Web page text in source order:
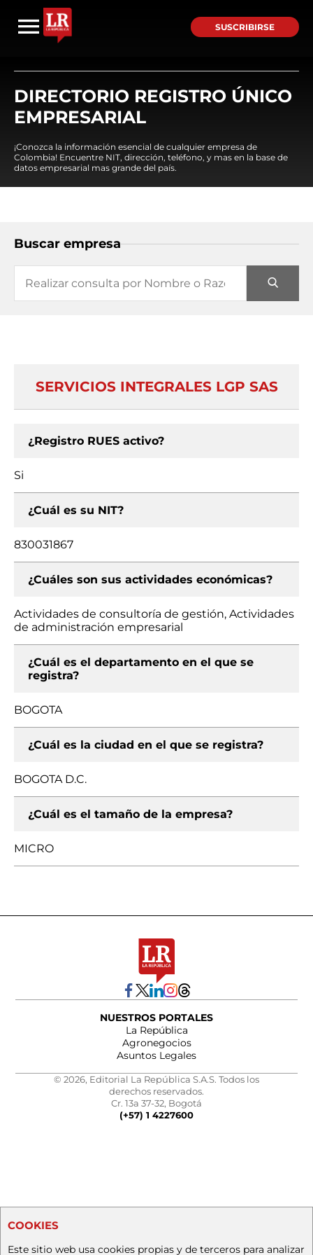
SUSCRIBIRSE
DIRECTORIO REGISTRO ÚNICO
EMPRESARIAL
¡Conozca la información esencial de cualquier empresa de
Colombia! Encuentre NIT, dirección, teléfono, y mas en la base de
datos empresarial mas grande del país.
Buscar empresa
SERVICIOS INTEGRALES LGP SAS
¿Registro RUES activo?
Si
¿Cuál es su NIT?
830031867
¿Cuáles son sus actividades económicas?
Actividades de consultoría de gestión, Actividades
de administración empresarial
¿Cuál es el departamento en el que se
registra?
BOGOTA
¿Cuál es la ciudad en el que se registra?
BOGOTA D.C.
¿Cuál es el tamaño de la empresa?
MICRO
NUESTROS PORTALES
La República
Agronegocios
Asuntos Legales
© 2026, Editorial La República S.A.S. Todos los
derechos reservados.
Cr. 13a 37-32, Bogotá
(+57) 1 4227600
COOKIES
Este sitio web usa cookies propias y de terceros para analizar